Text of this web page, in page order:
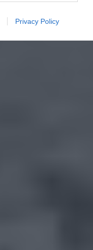
Privacy Policy